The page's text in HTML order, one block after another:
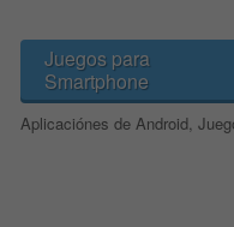
Juegos para
Smartphone
Aplicaciónes de Android,